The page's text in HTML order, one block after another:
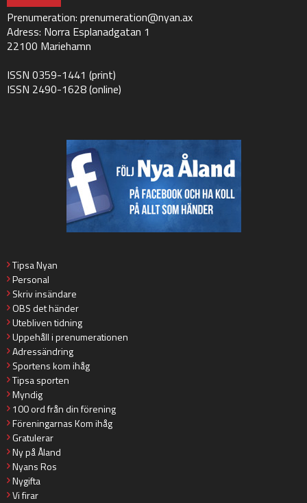
Prenumeration: prenumeration@nyan.ax
Adress: Norra Esplanadgatan 1
22100 Mariehamn
ISSN 0359-1441 (print)
ISSN 2490-1628 (online)
Tipsa Nyan
Personal
Skriv insändare
OBS det händer
Utebliven tidning
Uppehåll i prenumerationen
Adressändring
Sportens kom ihåg
Tipsa sporten
Myndig
100 ord från din förening
Föreningarnas Kom ihåg
Gratulerar
Ny på Åland
Nyans Ros
Nygifta
Vi firar